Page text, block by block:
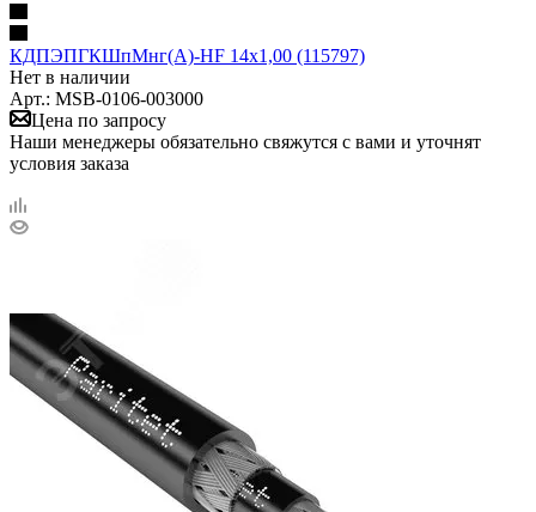
КДПЭПГКШпМнг(А)-HF 14х1,00 (115797)
Нет в наличии
Арт.: MSB-0106-003000
Цена по запросу
Наши менеджеры обязательно свяжутся с вами и уточнят
условия заказа